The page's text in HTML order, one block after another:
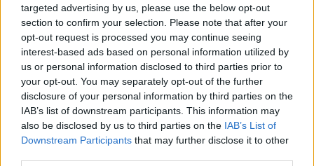
targeted advertising by us, please use the below opt-out
section to confirm your selection. Please note that after your
opt-out request is processed you may continue seeing
interest-based ads based on personal information utilized by
us or personal information disclosed to third parties prior to
your opt-out. You may separately opt-out of the further
disclosure of your personal information by third parties on the
IAB’s list of downstream participants. This information may
also be disclosed by us to third parties on the IAB’s List of
Downstream Participants that may further disclose it to other
Ηαστυνομίακλήθηκε στο ξενοδοχείο
CasaSurστις 17:04 (τοπική ώρα, 23:04 ώρα
Ελλάδος). Ασθενοφόρο έφθασε επτά λεπτά
αργότερα, αλλά οι διασώστες διαπίστωσαν
απλώς τον θάνατο του Πέιν. Οι ακριβείς
συνθήκες υπό τις οποίες σημειώθηκε το